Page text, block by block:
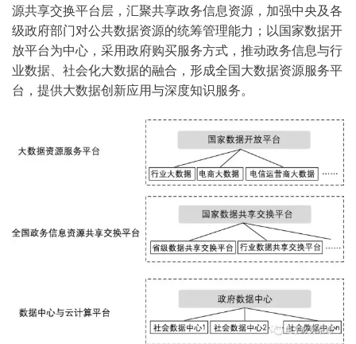
源共享交换平台层，汇聚共享政务信息资源，加强中央及各
级政府部门对公共数据资源的统筹管理能力；以国家数据开
放平台为中心，采用政府购买服务方式，推动政务信息与行
业数据、社会化大数据的融合，形成全国大数据资源服务平
台，提供大数据创新应用与深度知识服务。